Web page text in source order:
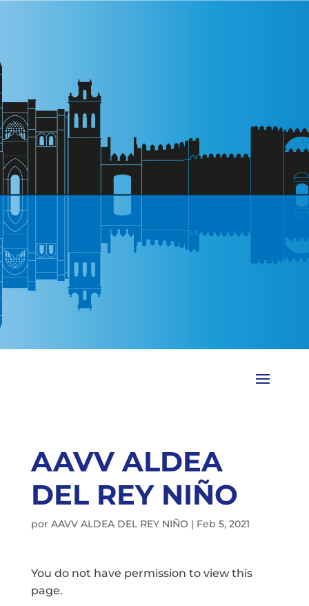
AAVV ALDEA
DEL REY NIÑO
por AAVV ALDEA DEL REY NIÑO | Feb 5, 2021
You do not have permission to view this
page.